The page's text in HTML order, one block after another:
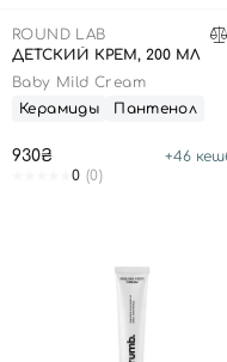
ROUND LAB
ДЕТСКИЙ КРЕМ, 200 МЛ
Baby Mild Cream
Керамиды
Пантенол
930₴ +46
0 (0)